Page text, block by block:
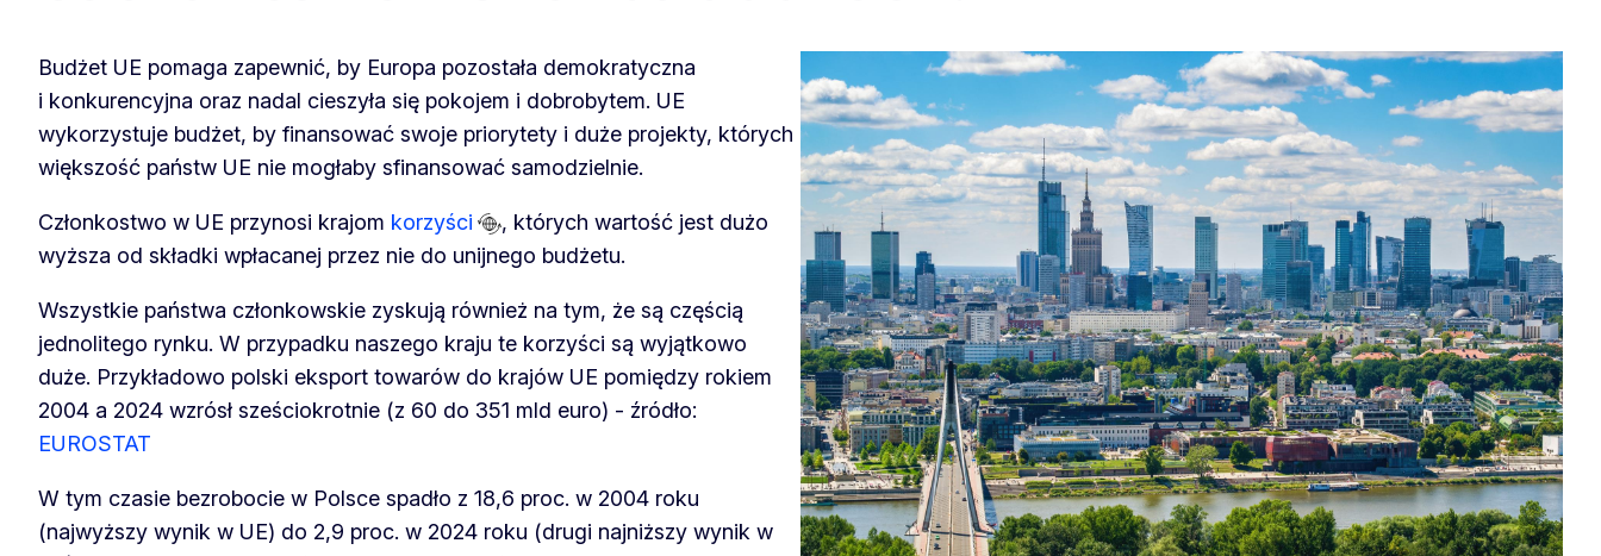
Budżet UE pomaga zapewnić, by Europa pozostała demokratyczna
i konkurencyjna oraz nadal cieszyła się pokojem i dobrobytem. UE
wykorzystuje budżet, by finansować swoje priorytety i duże projekty, których
większość państw UE nie mogłaby sfinansować samodzielnie.
Członkostwo w UE przynosi krajom korzyści
, których wartość jest dużo
wyższa od składki wpłacanej przez nie do unijnego budżetu.
Wszystkie państwa członkowskie zyskują również na tym, że są częścią
jednolitego rynku. W przypadku naszego kraju te korzyści są wyjątkowo
duże. Przykładowo polski eksport towarów do krajów UE pomiędzy rokiem
2004 a 2024 wzrósł sześciokrotnie (z 60 do 351 mld euro) - źródło:
EUROSTAT
W tym czasie bezrobocie w Polsce spadło z 18,6 proc. w 2004 roku
(najwyższy wynik w UE) do 2,9 proc. w 2024 roku (drugi najniższy wynik w